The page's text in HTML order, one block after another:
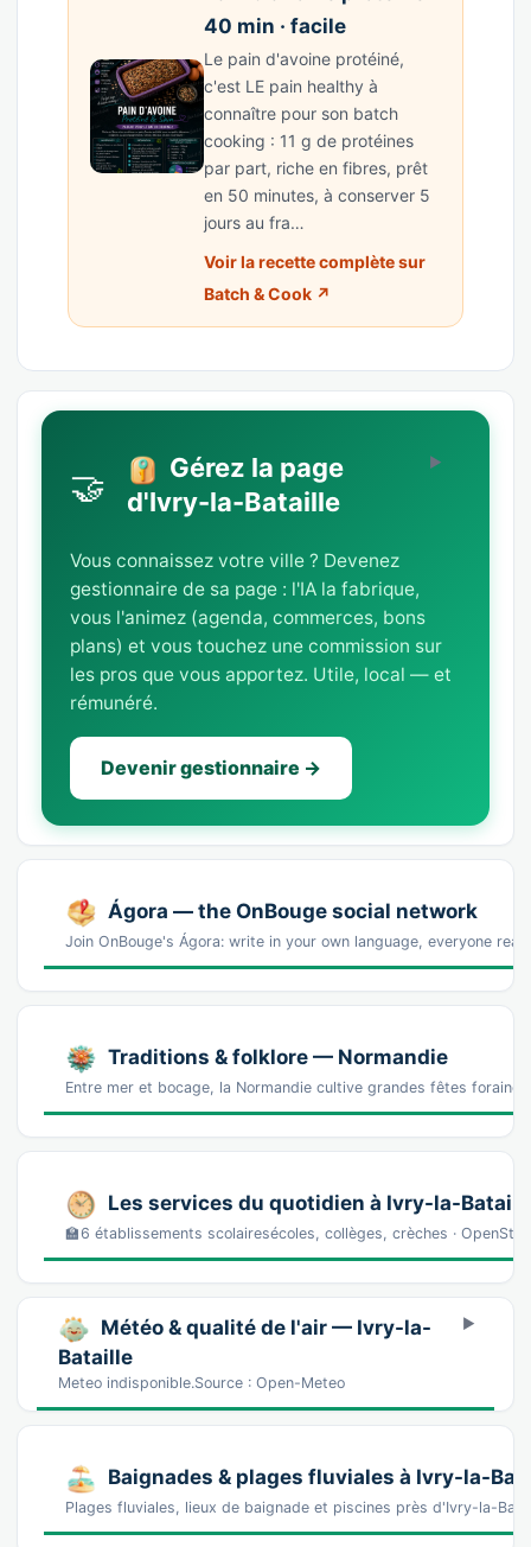
40 min · facile
Le pain d'avoine protéiné,
c'est LE pain healthy à
connaître pour son batch
cooking : 11 g de protéines
par part, riche en fibres, prêt
en 50 minutes, à conserver 5
jours au fra…
Voir la recette complète sur
Batch & Cook ↗
🤝
Gérez la page
d'Ivry-la-Bataille
Vous connaissez votre ville ? Devenez
gestionnaire de sa page : l'IA la fabrique,
vous l'animez (agenda, commerces, bons
plans) et vous touchez une commission sur
les pros que vous apportez. Utile, local — et
rémunéré.
Devenir gestionnaire →
Ágora — the OnBouge social network
Join OnBouge's Ágora: write in your own language, everyone
Traditions & folklore — Normandie
Entre mer et bocage, la Normandie cultive grandes fêtes
Les services du quotidien à Ivry-la-
🏫6 établissements scolairesécoles, collèges, crèches ·
Météo & qualité de l'air — Ivry-la-
Bataille
Meteo indisponible.Source : Open-Meteo
Baignades & plages fluviales à Ivry-la-
Plages fluviales, lieux de baignade et piscines près d'Ivry-la-